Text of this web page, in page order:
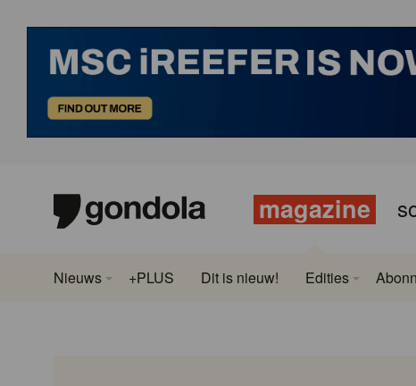
magazine
Nieuws +PLUS Dit is nieuw! Edities